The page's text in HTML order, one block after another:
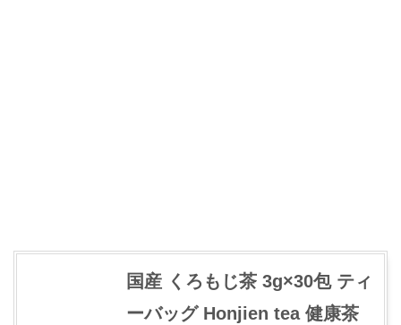
国産 くろもじ茶 3g×30包 ティ
ーバッグ Honjien tea 健康茶